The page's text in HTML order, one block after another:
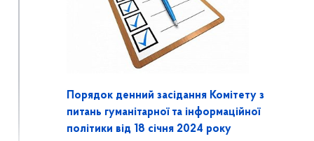
Порядок денний засідання Комітету з
питань гуманітарної та інформаційної
політики від 18 січня 2024 року